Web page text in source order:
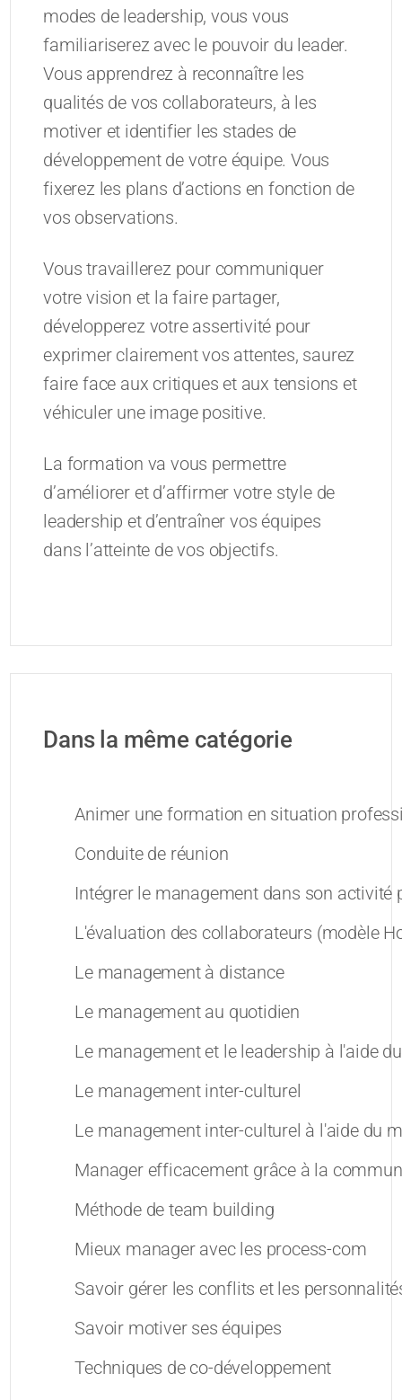
modes de leadership, vous vous
familiariserez avec le pouvoir du leader.
Vous apprendrez à reconnaître les
qualités de vos collaborateurs, à les
motiver et identifier les stades de
développement de votre équipe. Vous
fixerez les plans d’actions en fonction de
vos observations.
Vous travaillerez pour communiquer
votre vision et la faire partager,
développerez votre assertivité pour
exprimer clairement vos attentes, saurez
faire face aux critiques et aux tensions et
véhiculer une image positive.
La formation va vous permettre
d’améliorer et d’affirmer votre style de
leadership et d’entraîner vos équipes
dans l’atteinte de vos objectifs.
Dans la même catégorie
Animer une formation en situation
Conduite de réunion
Intégrer le management dans son activité
L'évaluation des collaborateurs (modèle
Le management à distance
Le management au quotidien
Le management et le leadership à l'aide
Le management inter-culturel
Le management inter-culturel à l'aide du
Manager efficacement grâce à la
Méthode de team building
Mieux manager avec les process-com
Savoir gérer les conflits et les
Savoir motiver ses équipes
Techniques de co-développement